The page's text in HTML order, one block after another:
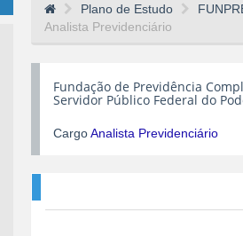
Plano de Estudo
Analista Previdenciário
Fundação de Previdência
Servidor Público Federal do
CargoAnalista Previdenciário